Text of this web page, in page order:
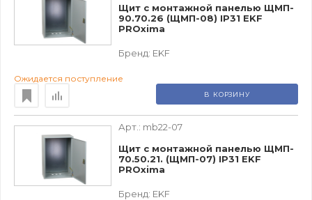
Щит с монтажной панелью ЩМП-
90.70.26 (ЩМП-08) IP31 EKF
PROxima
Бренд: EKF
Ожидается поступление
В КОРЗИНУ
Арт.: mb22-07
Щит с монтажной панелью ЩМП-
70.50.21. (ЩМП-07) IP31 EKF
PROxima
Бренд: EKF